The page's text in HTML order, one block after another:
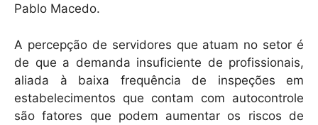
Pablo Macedo.
A percepção de servidores que atuam no setor é
de que a demanda insuficiente de profissionais,
aliada à baixa frequência de inspeções em
estabelecimentos que contam com autocontrole
são fatores que podem aumentar os riscos de